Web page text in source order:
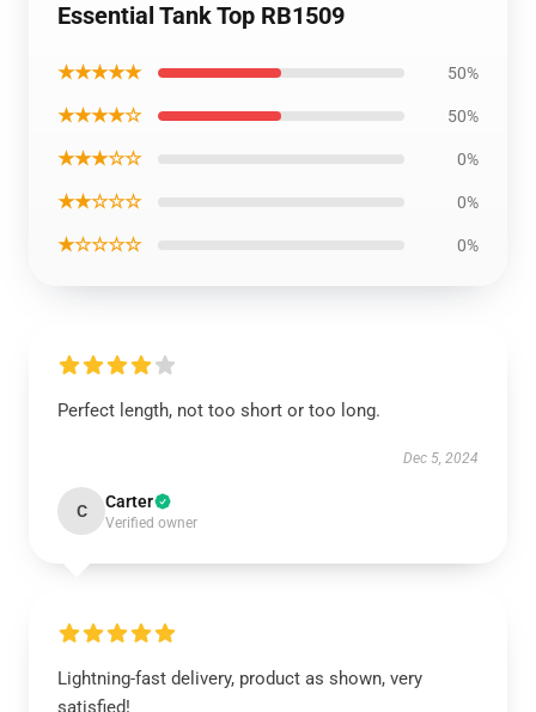
Essential Tank Top RB1509
★★★★★ 50%
★★★★☆ 50%
★★★☆☆ 0%
★★☆☆☆ 0%
★☆☆☆☆ 0%
Perfect length, not too short or too long.
Dec 5, 2024
C Carter
Verified owner
Lightning-fast delivery, product as shown, very
satisfied!